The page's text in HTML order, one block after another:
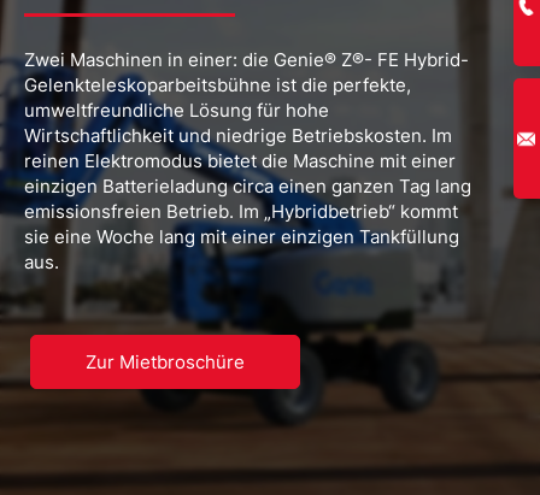
Zwei Maschinen in einer: die Genie® Z®- FE Hybrid-
Gelenkteleskoparbeitsbühne ist die perfekte,
umweltfreundliche Lösung für hohe
Wirtschaftlichkeit und niedrige Betriebskosten. Im
reinen Elektromodus bietet die Maschine mit einer
einzigen Batterieladung circa einen ganzen Tag lang
emissionsfreien Betrieb. Im „Hybridbetrieb“ kommt
sie eine Woche lang mit einer einzigen Tankfüllung
aus.
Zur Mietbroschüre